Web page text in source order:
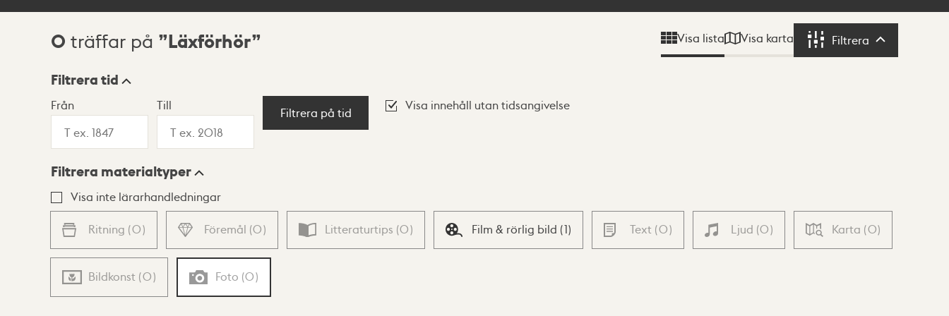
Sökresultat
0 träffar på Läxförhör Visa lista Visa karta Filtrera Filtrera
Visningsläge
Lista Karta
Filtrera tid
Från Till
Filtrera på tid
Visa innehåll utan tidsangivelse
Filtrera materialtyper
Visa inte lärarhandledningar
Ritning (0) Föremål (0) Litteraturtips (0) Film & rörlig bild (1) Text (0) Ljud (0) Karta (0)
Bildkonst (0) Foto (0)